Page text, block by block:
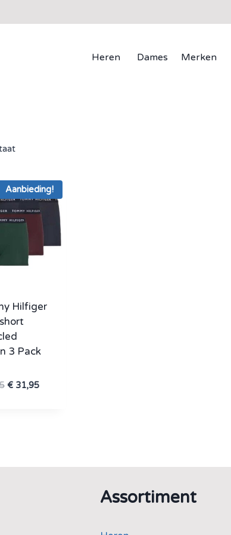
Heren Dames Merken
Aanbieding!
Hilfiger
3 Pack
Oorspronkelijke
€31,95Huidige
Assortiment